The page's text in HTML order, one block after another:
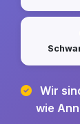
Wir
wie